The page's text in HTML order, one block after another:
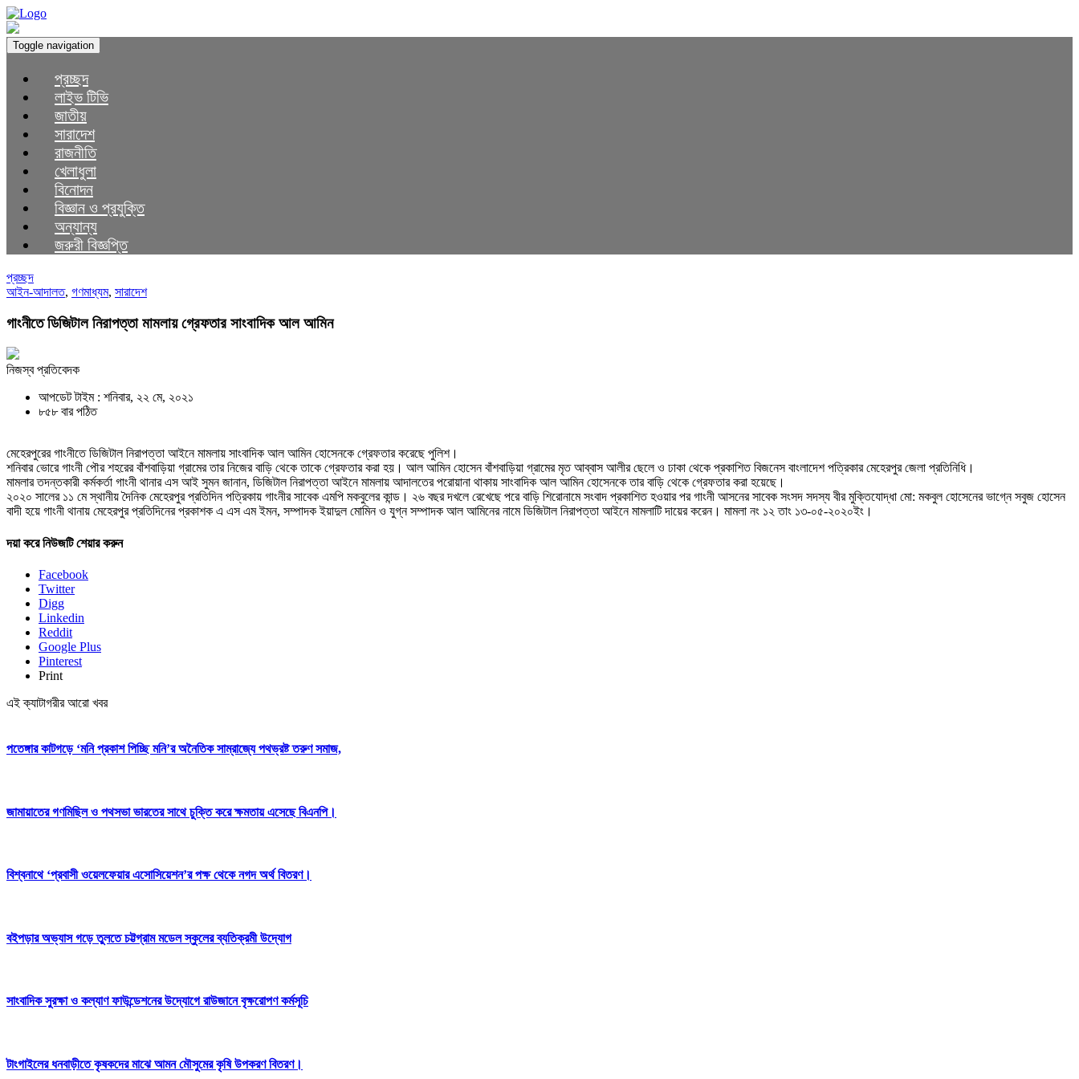
Toggle navigation
প্রচ্ছদ
লাইভ টিভি
জাতীয়
সারাদেশ
রাজনীতি
খেলাধুলা
বিনোদন
বিজ্ঞান ও প্রযুক্তি
অন্যান্য
জরুরী বিজ্ঞপ্তি
প্রচ্ছদ
আইন-আদালত, গণমাধ্যম, সারাদেশ
গাংনীতে ডিজিটাল নিরাপত্তা মামলায় গ্রেফতার সাংবাদিক আল আমিন
নিজস্ব প্রতিবেদক
আপডেট টাইম : শনিবার, ২২ মে, ২০২১
৮৫৮ বার পঠিত
মেহেরপুরের গাংনীতে ডিজিটাল নিরাপত্তা আইনে মামলায় সাংবাদিক আল আমিন হোসেনকে গ্রেফতার করেছে পুলিশ।
শনিবার ভোরে গাংনী পৌর শহরের বাঁশবাড়িয়া গ্রামের তার নিজের বাড়ি থেকে তাকে গ্রেফতার করা হয়। আল আমিন হোসেন বাঁশবাড়িয়া গ্রামের মৃত আব্বাস আলীর ছেলে ও ঢাকা থেকে প্রকাশিত বিজনেস বাংলাদেশ পত্রিকার মেহেরপুর জেলা প্রতিনিধি।
মামলার তদন্তকারী কর্মকর্তা গাংনী থানার এস আই সুমন জানান, ডিজিটাল নিরাপত্তা আইনে মামলায় আদালতের পরোয়ানা থাকায় সাংবাদিক আল আমিন হোসেনকে তার বাড়ি থেকে গ্রেফতার করা হয়েছে।
২০২০ সালের ১১ মে স্থানীয় দৈনিক মেহেরপুর প্রতিদিন পত্রিকায় গাংনীর সাবেক এমপি মকবুলের কান্ড। ২৬ বছর দখলে রেখেছে পরে বাড়ি শিরোনামে সংবাদ প্রকাশিত হওয়ার পর গাংনী আসনের সাবেক সংসদ সদস্য বীর মুক্তিযোদ্ধা মো: মকবুল হোসেনের ভাগ্নে সবুজ হোসেন
বাদী হয়ে গাংনী থানায় মেহেরপুর প্রতিদিনের প্রকাশক এ এস এম ইমন, সম্পাদক ইয়াদুল মোমিন ও যুগ্ন সম্পাদক আল আমিনের নামে ডিজিটাল নিরাপত্তা আইনে মামলাটি দায়ের করেন। মামলা নং ১২ তাং ১৩-০৫-২০২০ইং।
দয়া করে নিউজটি শেয়ার করুন
Facebook
Twitter
Digg
Linkedin
Reddit
Google Plus
Pinterest
Print
এই ক্যাটাগরীর আরো খবর
পতেঙ্গার কাটগড়ে ‘মনি প্রকাশ পিচ্ছি মনি’র অনৈতিক সাম্রাজ্যে পথভ্রষ্ট তরুণ সমাজ,
জামায়াতের গণমিছিল ও পথসভা ভারতের সাথে চুক্তি করে ক্ষমতায় এসেছে বিএনপি।
বিশ্বনাথে ‘প্রবাসী ওয়েলফেয়ার এসোসিয়েশন’র পক্ষ থেকে নগদ অর্থ বিতরণ।
বইপড়ার অভ্যাস গড়ে তুলতে চট্টগ্রাম মডেল স্কুলের ব্যতিক্রমী উদ্যোগ
সাংবাদিক সুরক্ষা ও কল্যাণ ফাউন্ডেশনের উদ্যোগে রাউজানে বৃক্ষরোপণ কর্মসূচি
টাংগাইলের ধনবাড়ীতে কৃষকদের মাঝে আমন মৌসুমের কৃষি উপকরণ বিতরণ।